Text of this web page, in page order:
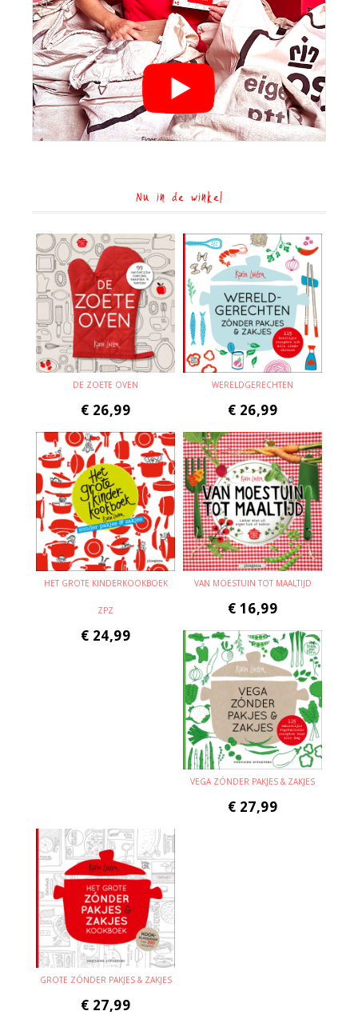
Nu in de winkel
DE ZOETE OVEN
€ 26,99
WERELDGERECHTEN
€ 26,99
HET GROTE KINDERKOOKBOEK
ZPZ
€ 24,99
VAN MOESTUIN TOT MAALTIJD
€ 16,99
VEGA ZÓNDER PAKJES & ZAKJES
€ 27,99
GROTE ZÓNDER PAKJES & ZAKJES
€ 27,99